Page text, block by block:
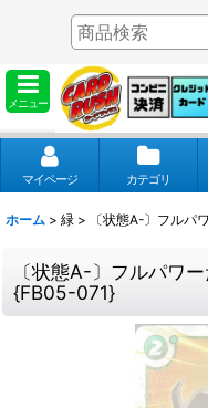
メニュー
マイページ カテゴリ
ホーム > 緑 > 〔状態A-〕フルパ
〔状態A-〕フルパワ
{FB05-071}